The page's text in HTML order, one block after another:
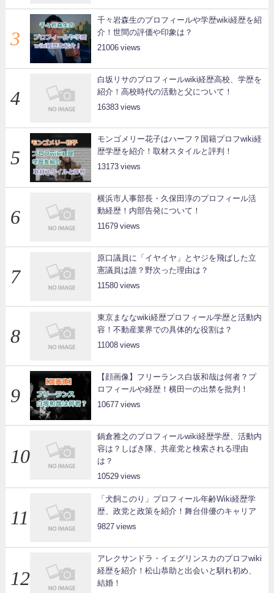
千々岩森生のプロフィールや学歴wiki経歴を紹
介！世間の評価や印象は？
21006
白坂リサのプロフィールwiki経歴高校、学歴を
紹介！高校時代の活動と父について！
16383
モンゴメリー花子はハーフ？国籍プロフwiki経
歴学歴を紹介！取材スタイルと評判！
13173
横浜市人事部長・久保田淳のプロフィール活
動経歴！内部告発について！
11679
原口議員に「イヤイヤ」とヤジを飛ばした立
憲議員は誰？野次った理由は？
11580
東京まななwiki経歴プロフィール学歴と活動内
容！不動産業界での具体的な役割は？
11008
【顔画像】フリーランス白坂和哉は何者？プ
ロフィールや経歴！横田一の出禁を批判！
10677
鍋倉雅之のプロフィールwiki経歴学歴、活動内
容は？しばき隊、共産党と検索される理由
は？
10529
「犬飼このり」プロフィール年齢Wiki経歴学
歴、政党と政策を紹介！舞台俳優のキャリア
9827
アレクサンドラ・イェグリンスカのプロフwiki
経歴を紹介！松山恭助と出会いと馴れ初め、
結婚！